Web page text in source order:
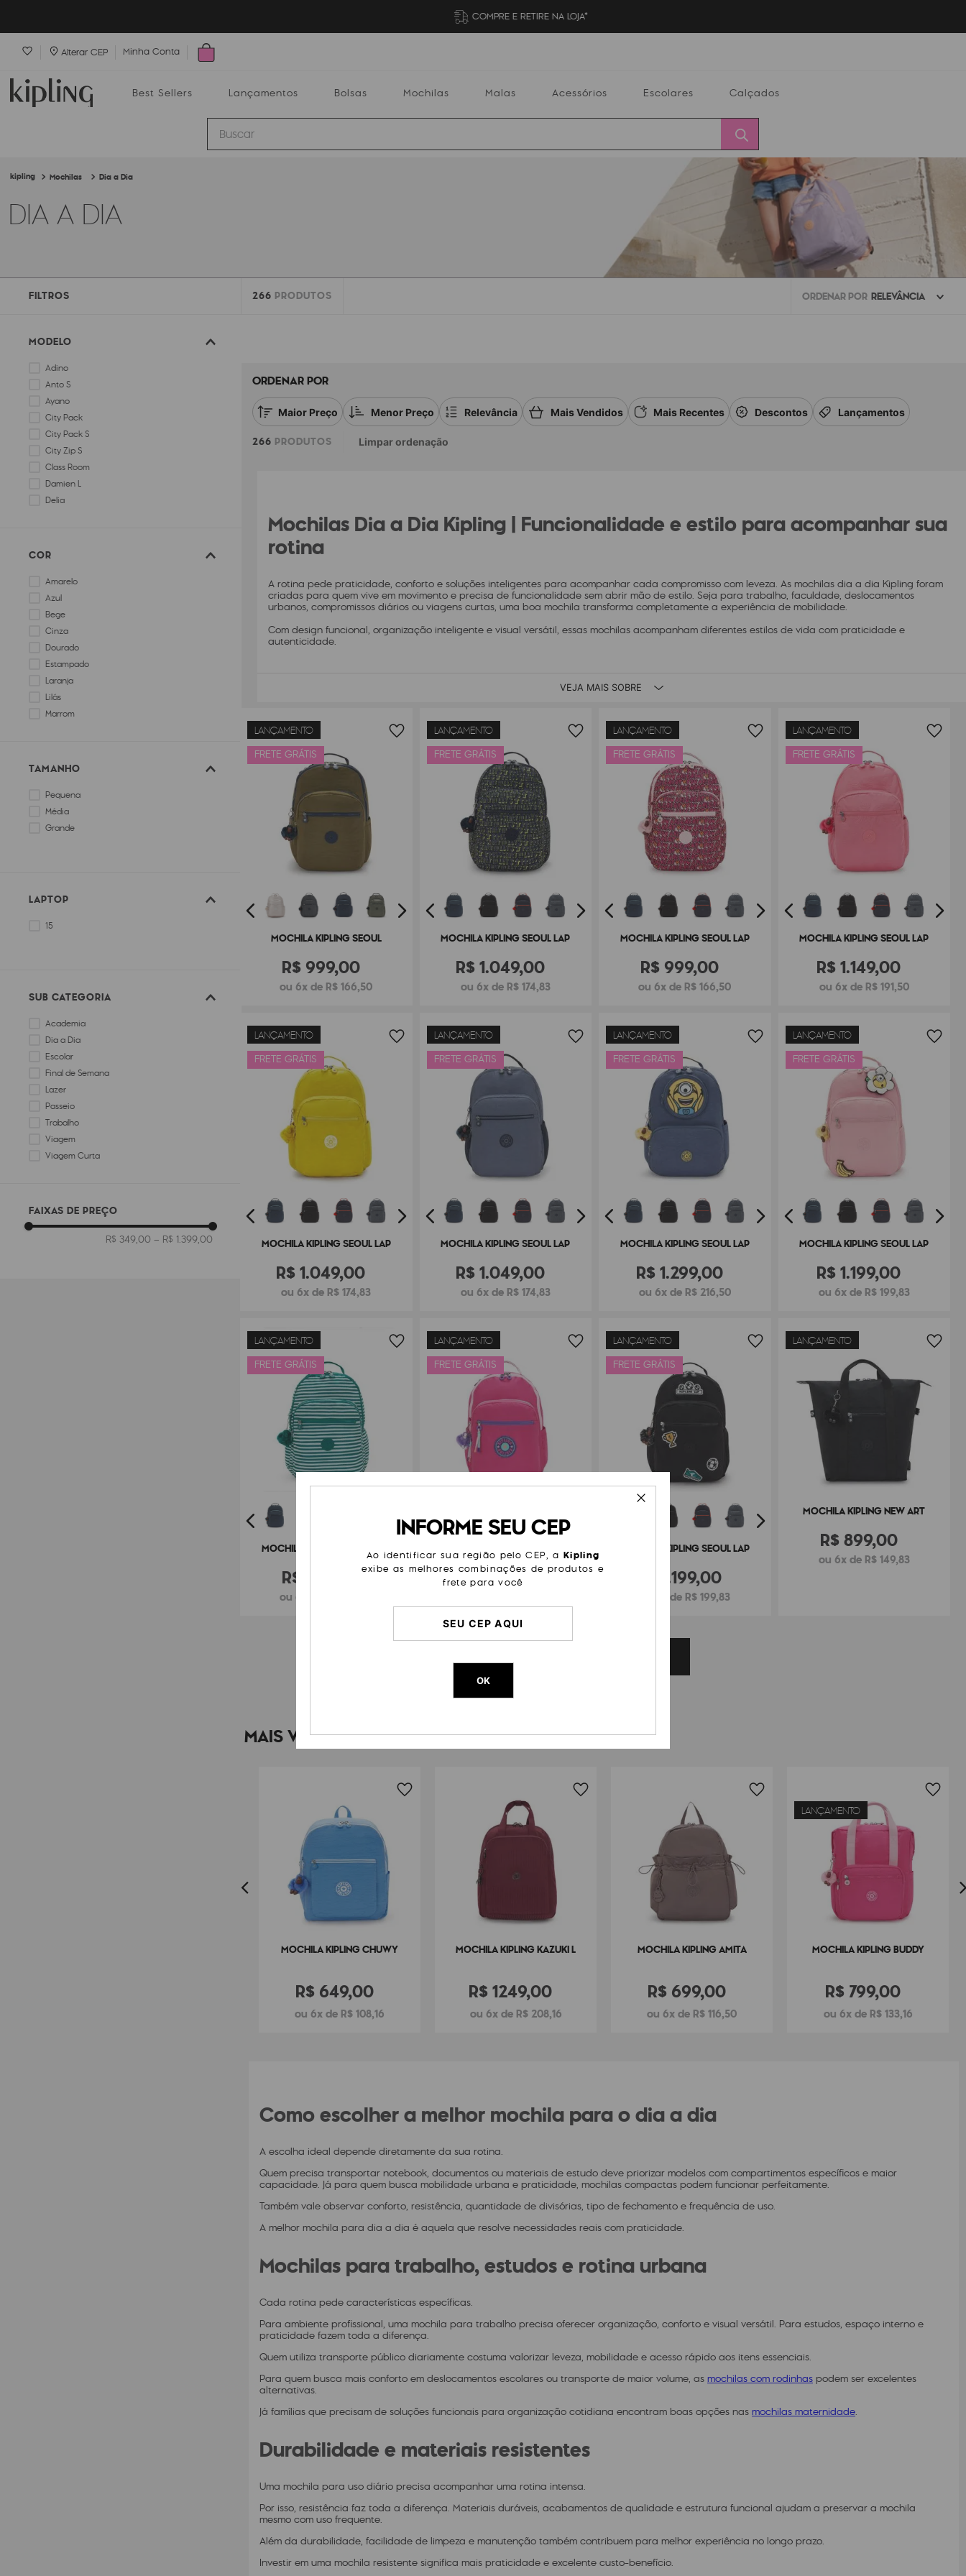
COMPRE E RETIRE NA LOJA*
Alterar CEP Minha Conta
Best Sellers Lançamentos Bolsas Mochilas Malas Acessórios Escolares Calçados
Buscar
Best Sellers Calçados
Alterar
CEP
Minha
Mochilas Dia a Dia
DIA A DIA
FILTROS
MODELO
Adino
Anto S
Ayano
City Pack
City Pack S
City Zip S
Class Room
Damien L
Delia
COR
Amarelo
Azul
Bege
Cinza
Dourado
Estampado
Laranja
Lilás
Marrom
TAMANHO
Pequena
Média
Grande
LAPTOP
15
SUB CATEGORIA
Academia
Dia a Dia
Escolar
Final de Semana
Lazer
Passeio
Trabalho
Viagem
Viagem Curta
FAIXAS DE PREÇO
R$ 349,00 – R$ 1.399,00
266 PRODUTOS ORDENAR POR RELEVÂNCIA
ORDENAR POR
Maior Preço Menor Preço Relevância Mais Vendidos Mais Recentes Descontos Lançamentos
266 PRODUTOS Limpar ordenação
Mochilas Dia a Dia Kipling | Funcionalidade e estilo para acompanhar sua
rotina
A rotina pede praticidade, conforto e soluções inteligentes para acompanhar cada compromisso com leveza. As mochilas dia a dia Kipling foram
criadas para quem vive em movimento e precisa de funcionalidade sem abrir mão de estilo. Seja para trabalho, faculdade, deslocamentos
urbanos, compromissos diários ou viagens curtas, uma boa mochila transforma completamente a experiência de mobilidade.
Com design funcional, organização inteligente e visual versátil, essas mochilas acompanham diferentes estilos de vida com praticidade e
autenticidade.
VEJA MAIS SOBRE
LANÇAMENTO
FRETE GRÁTIS
MOCHILA KIPLING SEOUL
R$ 999,00
ou 6x de R$ 166,50
LANÇAMENTO
FRETE GRÁTIS
MOCHILA KIPLING SEOUL LAP
R$1.049,00
ou 6x de R$ 174,83
LANÇAMENTO
FRETE GRÁTIS
MOCHILA KIPLING SEOUL LAP
R$ 999,00
ou 6x de R$ 166,50
LANÇAMENTO
FRETE GRÁTIS
MOCHILA KIPLING SEOUL LAP
R$ 1.149,00
ou 6x de R$ 191,50
LANÇAMENTO
FRETE GRÁTIS
MOCHILA KIPLING SEOUL LAP
R$ 1.049,00
ou 6x de R$ 174,83
LANÇAMENTO
FRETE GRÁTIS
MOCHILA KIPLING SEOUL LAP
R$1.049,00
ou 6x de R$ 174,83
LANÇAMENTO
FRETE GRÁTIS
MOCHILA KIPLING SEOUL LAP
R$1.299,00
ou 6x de R$ 216,50
LANÇAMENTO
FRETE GRÁTIS
MOCHILA KIPLING SEOUL LAP
R$ 1.199,00
ou 6x de R$ 199,83
LANÇAMENTO
FRETE GRÁTIS
MOCHILA KIPLING SEOUL LAP
R$
ou 6x de R$ 166,50
LANÇAMENTO
FRETE GRÁTIS
MOCHILA KIPLING SEOUL
R$1.099,00
LANÇAMENTO
FRETE GRÁTIS
MOCHILA KIPLING SEOUL LAP
.199,00
ou 6x de R$ 199,83
LANÇAMENTO
MOCHILA KIPLING NEW ART
R$899,00
ou 6x de R$ 149,83
MAIS VENDIDOS EM MOCHILAS > DIA A DIA
MOCHILA KIPLING CHUWY
R$ 649,00
6 R$108,16
MOCHILA KIPLING KAZUKI L
R$1249,00
6 R$ 208,16
MOCHILA KIPLING AMITA
R$ 699,00
6 R$116,50
LANÇAMENTO
MOCHILA KIPLING BUDDY
R$ 799,00
6 R$ 133,16
Como escolher a melhor mochila para o dia a dia
A escolha ideal depende diretamente da sua rotina.
Quem precisa transportar notebook, documentos ou materiais de estudo deve priorizar modelos com compartimentos específicos e maior
capacidade. Já para quem busca mobilidade urbana e praticidade, mochilas compactas podem funcionar perfeitamente.
Também vale observar conforto, resistência, quantidade de divisórias, tipo de fechamento e frequência de uso.
A melhor mochila para dia a dia é aquela que resolve necessidades reais com praticidade.
Mochilas para trabalho, estudos e rotina urbana
Cada rotina pede características específicas.
Para ambiente profissional, uma mochila para trabalho precisa oferecer organização, conforto e visual versátil. Para estudos, espaço interno e
praticidade fazem toda a diferença.
Quem utiliza transporte público diariamente costuma valorizar leveza, mobilidade e acesso rápido aos itens essenciais.
Para quem busca mais conforto em deslocamentos escolares ou transporte de maior volume, asmochilas com rodinhaspodem ser excelentes
alternativas.
Já famílias que precisam de soluções funcionais para organização cotidiana encontram boas opções nasmochilas maternidade.
Durabilidade e materiais resistentes
Uma mochila para uso diário precisa acompanhar uma rotina intensa.
Por isso, resistência faz toda a diferença. Materiais duráveis, acabamentos de qualidade e estrutura funcional ajudam a preservar a mochila
mesmo com uso frequente.
Além da durabilidade, facilidade de limpeza e manutenção também contribuem para melhor experiência no longo prazo.
Investir em uma mochila resistente significa mais praticidade e excelente custo-benefício.
INFORME SEU CEP
Ao identificar sua região pelo CEP, a Kipling
exibe as melhores combinações de produtos e
frete para você
OK